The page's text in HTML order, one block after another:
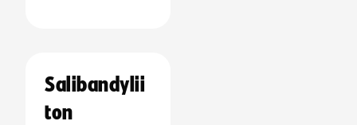
Salibandylii
ton